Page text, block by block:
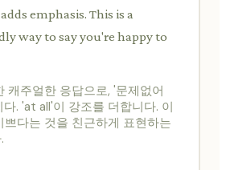
emphasis. This is a
way to say you're happy to
캐주얼한 응답으로, '문제없어
. 'at all'이 강조를 더합니다. 이
쁘다는 것을 친근하게 표현하는